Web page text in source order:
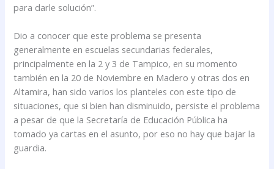
para darle solución”.
Dio a conocer que este problema se presenta
generalmente en escuelas secundarias federales,
principalmente en la 2 y 3 de Tampico, en su momento
también en la 20 de Noviembre en Madero y otras dos en
Altamira, han sido varios los planteles con este tipo de
situaciones, que si bien han disminuido, persiste el problema
a pesar de que la Secretaría de Educación Pública ha
tomado ya cartas en el asunto, por eso no hay que bajar la
guardia.